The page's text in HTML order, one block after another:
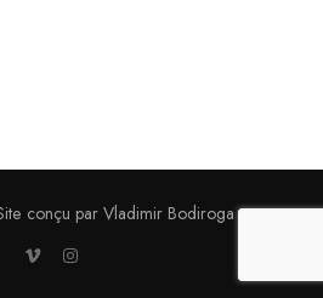
conçu par Vladimir Bodiroga